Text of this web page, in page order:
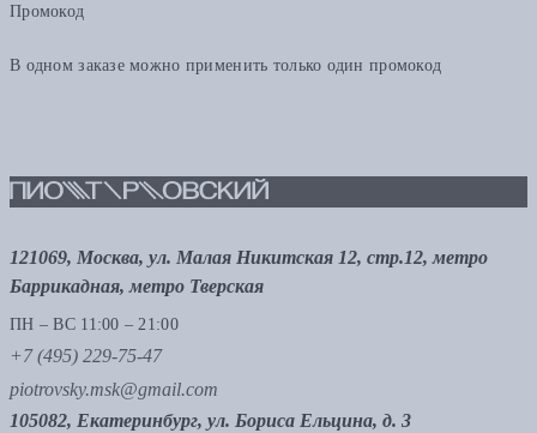
Промокод
В одном заказе можно применить только один промокод
121069, Москва, ул. Малая Никитская 12, стр.12, метро
Баррикадная, метро Тверская
ПН – ВС 11:00 – 21:00
+7 (495) 229-75-47
piotrovsky.msk@gmail.com
105082, Екатеринбург, ул. Бориса Ельцина, д. 3